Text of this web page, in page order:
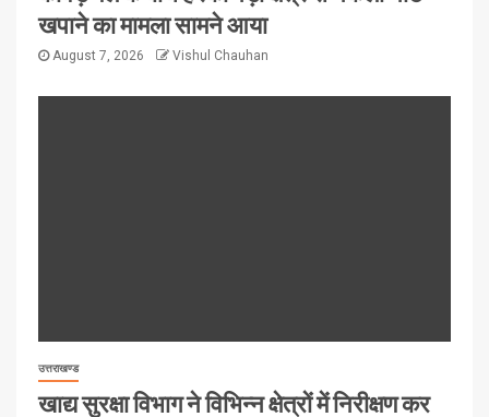
खपाने का मामला सामने आया
August 7, 2026 Vishul Chauhan
उत्तराखण्ड
खाद्य सुरक्षा विभाग ने विभिन्न क्षेत्रों में निरीक्षण कर